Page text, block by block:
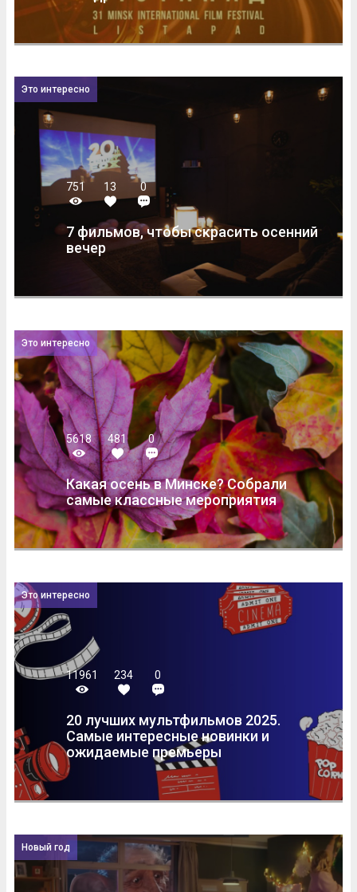
Это интересно
751 13 0
7 фильмов, чтобы скрасить осенний
вечер
Это интересно
5618 481 0
Какая осень в Минске? Собрали
самые классные мероприятия
Это интересно
11961 234 0
20 лучших мультфильмов 2025.
Самые интересные новинки и
ожидаемые премьеры
Новый год